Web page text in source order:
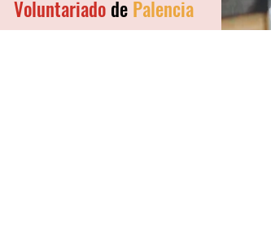
Voluntariado de Palencia